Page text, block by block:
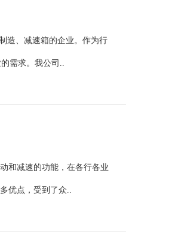
造、减速箱的企业。作为行
需求。我公司..
和减速的功能，在各行各业
优点，受到了众..